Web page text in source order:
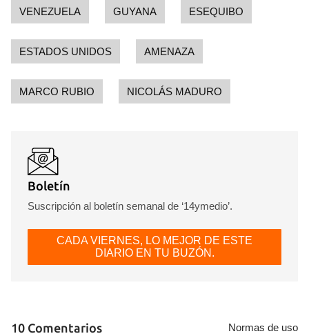
VENEZUELA GUYANA ESEQUIBO
ESTADOS UNIDOS AMENAZA
MARCO RUBIO NICOLÁS MADURO
Boletín
Suscripción al boletín semanal de ‘14ymedio’.
CADA VIERNES, LO MEJOR DE ESTE
DIARIO EN TU BUZÓN.
10 Comentarios Normas de uso